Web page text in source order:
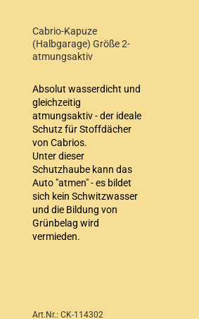
Cabrio-Kapuze
(Halbgarage) Größe 2-
atmungsaktiv
Absolut wasserdicht und
gleichzeitig
atmungsaktiv - der ideale
Schutz für Stoffdächer
von Cabrios.
Unter dieser
Schutzhaube kann das
Auto "atmen" - es bildet
sich kein Schwitzwasser
und die Bildung von
Grünbelag wird
vermieden.
Art.Nr.: CK-114302